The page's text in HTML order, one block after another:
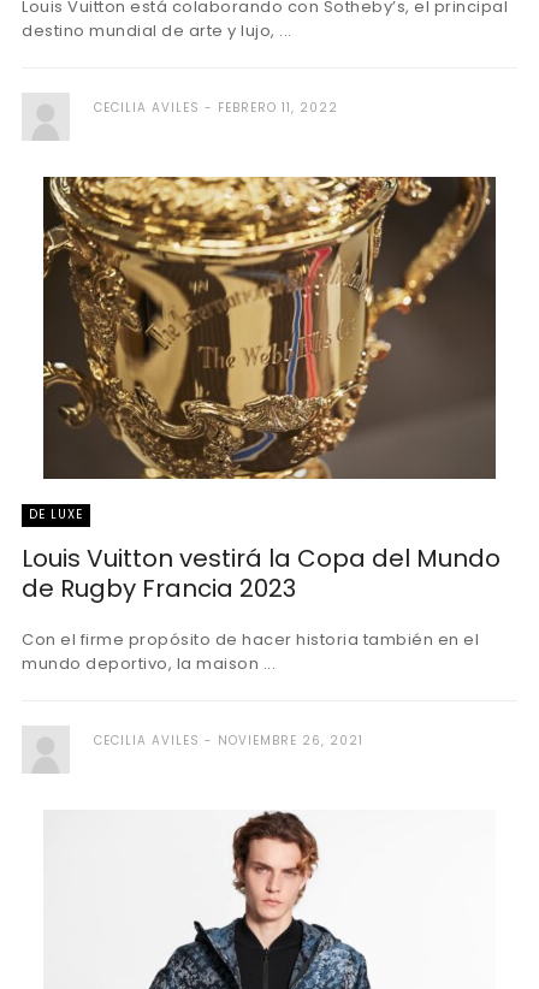
Louis Vuitton está colaborando con Sotheby’s, el principal
destino mundial de arte y lujo, ...
CECILIA AVILES FEBRERO 11, 2022
DE LUXE
Louis Vuitton vestirá la Copa del Mundo
de Rugby Francia 2023
Con el firme propósito de hacer historia también en el
mundo deportivo, la maison ...
CECILIA AVILES NOVIEMBRE 26, 2021